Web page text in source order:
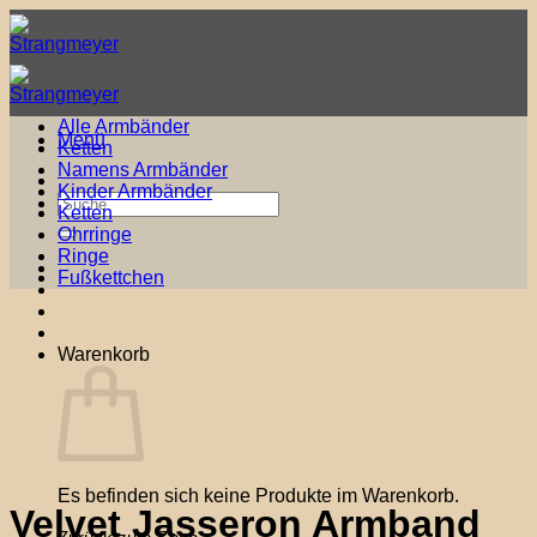
Zum
Inhalt
springen
Menü
Suche
nach:
Warenkorb
Es befinden sich keine Produkte im Warenkorb.
Alle Armbänder
Ketten
Namens Armbänder
Kinder Armbänder
Ketten
Ohrringe
Ringe
Fußkettchen
Velvet Jasseron Armband